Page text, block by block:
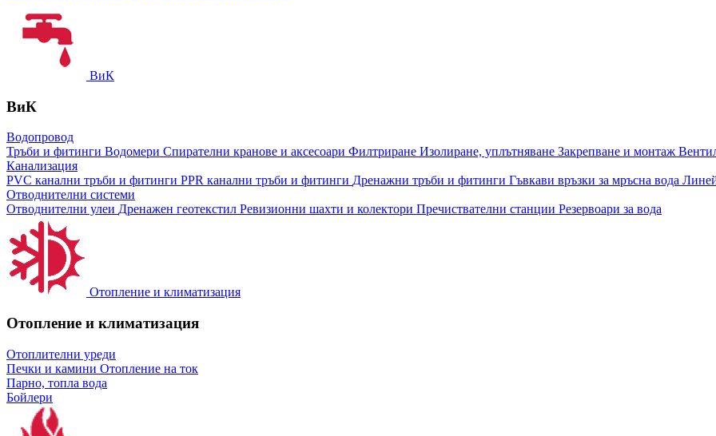
ВиК
ВиК
Водопровод
Тръби и фитинги Водомери Спирателни кранове и аксесоари Филтриране Изолиране, уплътняване Закрепване и монтаж
Канализация
PVC канални тръби и фитинги PPR канални тръби и фитинги Дренажни тръби и фитинги Гъвкави връзки за мръсна вода
Отводнителни системи
Отводнителни улеи Дренажен геотекстил Ревизионни шахти и колектори Пречиствателни станции Резервоари за вода
Отопление и климатизация
Отопление и климатизация
Отоплителни уреди
Печки и камини Отопление на ток
Парно, топла вода
Бойлери